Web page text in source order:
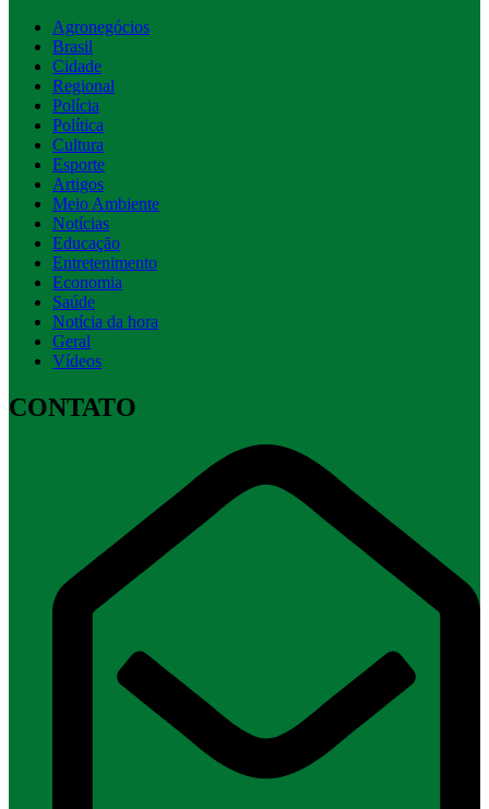
Agronegócios
Brasil
Cidade
Regional
Polícia
Política
Cultura
Esporte
Artigos
Meio Ambiente
Notícias
Educação
Entretenimento
Economia
Saúde
Notícia da hora
Geral
Vídeos
CONTATO